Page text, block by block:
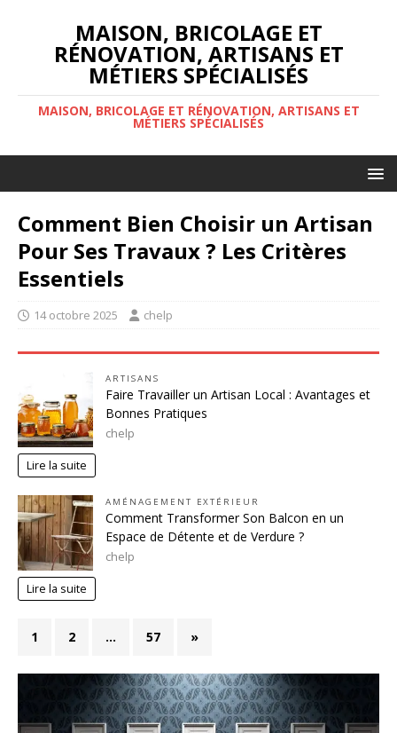
MAISON, BRICOLAGE ET
RÉNOVATION, ARTISANS ET
MÉTIERS SPÉCIALISÉS
MAISON, BRICOLAGE ET RÉNOVATION, ARTISANS ET
MÉTIERS SPÉCIALISÉS
Comment Bien Choisir un Artisan
Pour Ses Travaux ? Les Critères
Essentiels
14 octobre 2025 chelp
ARTISANS
Faire Travailler un Artisan Local : Avantages et
Bonnes Pratiques
chelp
Lire la suite
AMÉNAGEMENT EXTÉRIEUR
Comment Transformer Son Balcon en un
Espace de Détente et de Verdure ?
chelp
Lire la suite
1 2 … 57 »